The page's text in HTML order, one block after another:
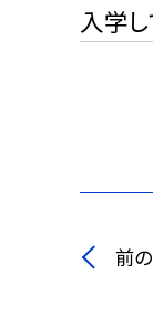
入学
前